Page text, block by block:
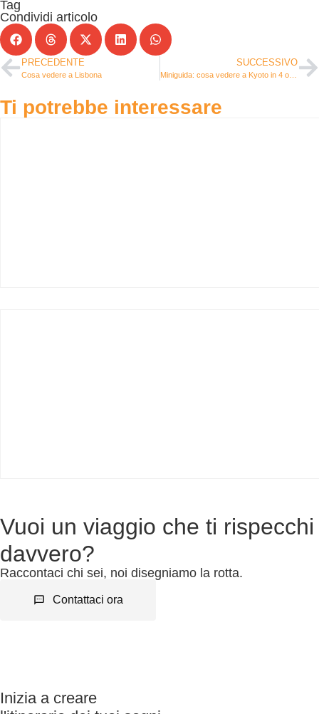
Tag
Condividi articolo
PRECEDENTE
Cosa vedere a Lisbona
SUCCESSIVO
Miniguida: cosa vedere a Kyoto in 4 o 5 giorni
Ti potrebbe interessare
Vuoi un viaggio che ti rispecchi
davvero?
Raccontaci chi sei, noi disegniamo la rotta.
Contattaci ora
Inizia a creare